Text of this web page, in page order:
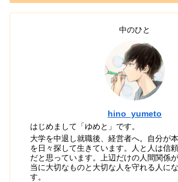
中のひと
hino_yumeto
はじめまして「ゆめと」です。
大学を中退し就職後、経営者へ。自分が
を日々探して生きています。人と人は信
だと思っています。上辺だけの人間関係
当に大切なものと大切な人を守れる人に
す。